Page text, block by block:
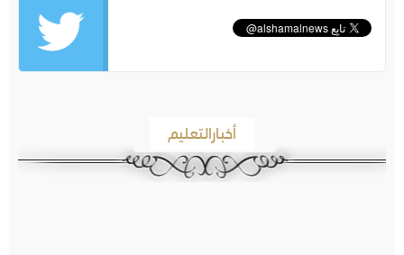
أخبارالتعليم